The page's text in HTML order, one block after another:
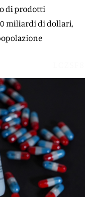
di prodotti
miliardi di dollari,